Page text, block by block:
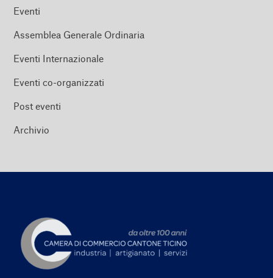
Eventi
Assemblea Generale Ordinaria
Eventi Internazionale
Eventi co-organizzati
Post eventi
Archivio